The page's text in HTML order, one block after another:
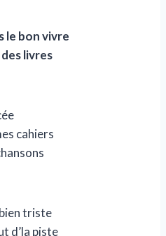
le bon vivre
livres
cahiers
triste
d’la piste